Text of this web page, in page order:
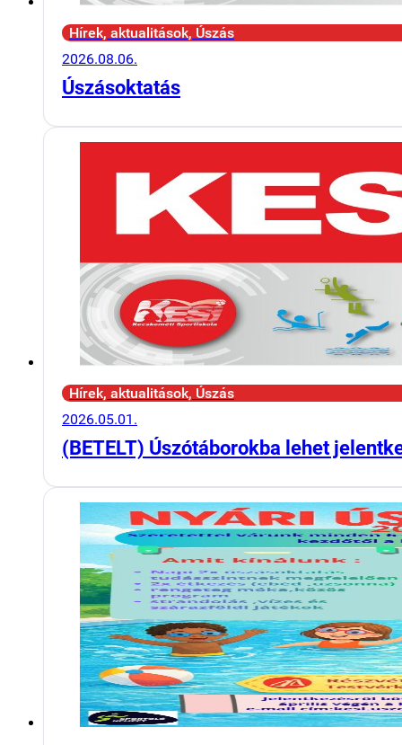
Hírek, aktualitások, Úszás
2026.08.06.
Úszásoktatás
Hírek, aktualitások, Úszás
2026.05.01.
(BETELT) Úszótáborokba lehet